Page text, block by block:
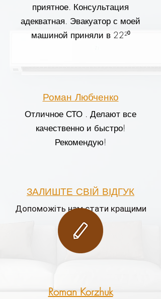
приятное. Консультация
адекватная. Эвакуатор с моей
машиной приняли в 22²⁰
Роман Любченко
Отличное СТО . Делают все
качественно и быстро!
Рекомендую!
ЗАЛИШТЕ СВІЙ ВІДГУК
Допоможіть нам стати кращими
Roman Korzhuk